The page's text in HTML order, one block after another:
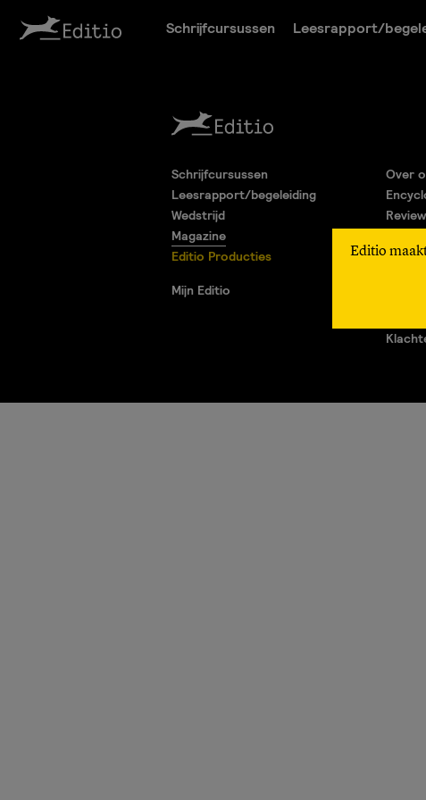
Schrijfcursussen Leesrapport/
Editio
Schrijfcursussen
Leesrapport/begeleiding
Wedstrijd
Magazine
Editio Producties
Mijn Editio
Over